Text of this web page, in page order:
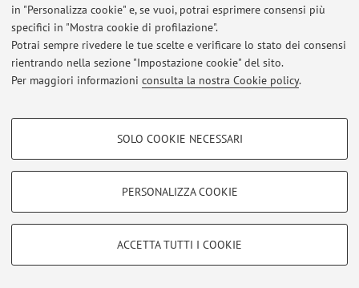
in "Personalizza cookie" e, se vuoi, potrai esprimere consensi più
specifici in "Mostra cookie di profilazione".
Potrai sempre rivedere le tue scelte e verificare lo stato dei consensi
rientrando nella sezione "Impostazione cookie" del sito.
Per maggiori informazioni consulta la nostra Cookie policy.
COOKIE DI PROFILAZIONE - FACOLTATIVI
COOKIE TECNICI - NECESSARI
Si tratta di cookie tecnici utilizzati, a titolo esemplificativo, per il corretto
SOLO COOKIE NECESSARI
PERSONALIZZA COOKIE
ACCETTA TUTTI I COOKIE
Area riservata
Accedi tramite login per gestire tutti i contenuti del sito.
© 2026 - ALMA MATER STUDIORUM - Università di Bologna - Via
Zamboni, 33 - 40126 Bologna - Partita IVA: 01131710376
Privacy|Note legali|Impostazioni Cookie